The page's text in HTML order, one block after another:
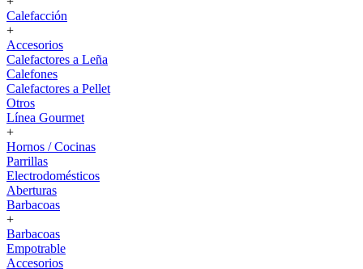
Calefacción
+
Accesorios
Calefactores a Leña
Calefones
Calefactores a Pellet
Otros
Línea Gourmet
+
Hornos / Cocinas
Parrillas
Electrodomésticos
Aberturas
Barbacoas
+
Barbacoas
Empotrable
Accesorios